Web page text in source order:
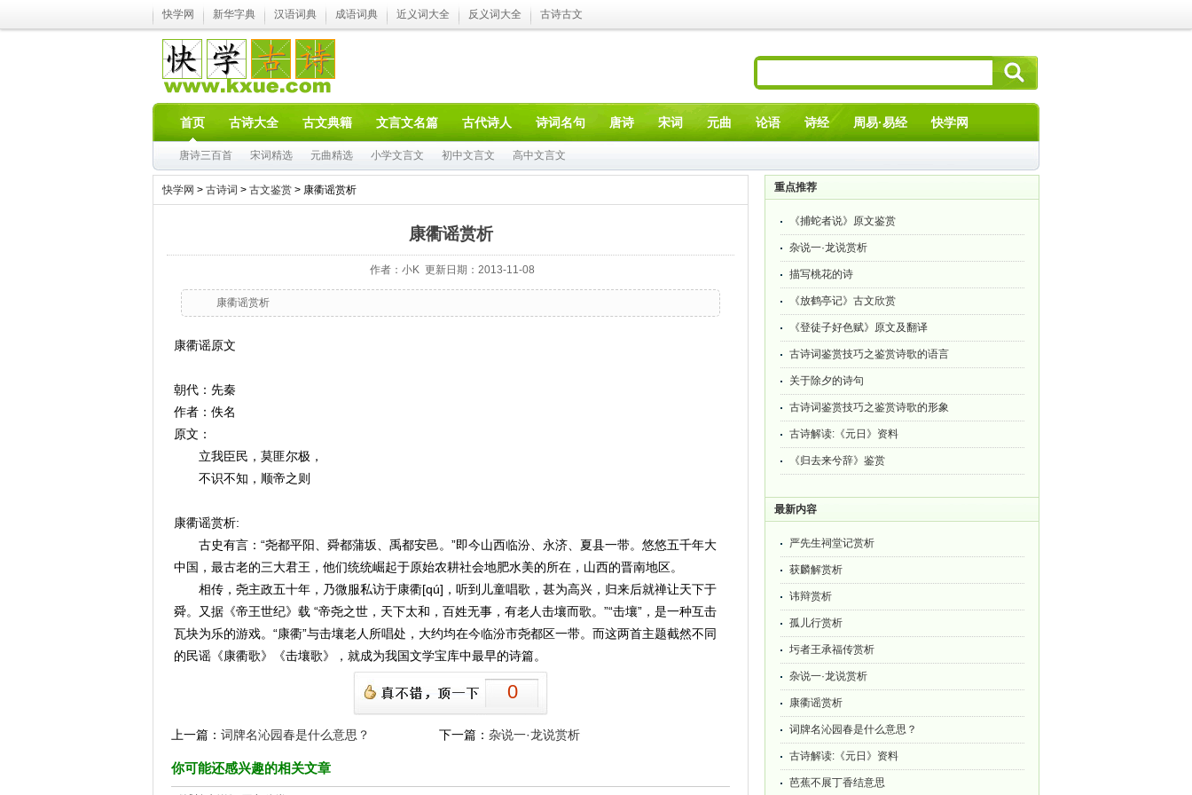
快学网 新华字典 汉语词典 成语词典 近义词大全 反义词大全 古诗古文
首页 古诗大全 古文典籍 文言文名篇 古代诗人 诗词名句 唐诗 宋词 元曲 论语 诗经 周易·易经 快学网
唐诗三百首 宋词精选 元曲精选 小学文言文 初中文言文 高中文言文
快学网 > 古诗词 > 古文鉴赏 > 康衢谣赏析
康衢谣赏析
作者：小K 更新日期：2013-11-08
康衢谣赏析
康衢谣原文
朝代：先秦
作者：佚名
原文：
立我臣民，莫匪尔极，
不识不知，顺帝之则
康衢谣赏析:
古史有言：“尧都平阳、舜都蒲坂、禹都安邑。”即今山西临汾、永济、夏县一带。悠悠五千年大
中国，最古老的三大君王，他们统统崛起于原始农耕社会地肥水美的所在，山西的晋南地区。
相传，尧主政五十年，乃微服私访于康衢[qú]，听到儿童唱歌，甚为高兴，归来后就禅让天下于
舜。又据《帝王世纪》载 “帝尧之世，天下太和，百姓无事，有老人击壤而歌。”“击壤”，是一种互击
瓦块为乐的游戏。“康衢”与击壤老人所唱处，大约均在今临汾市尧都区一带。而这两首主题截然不同
的民谣《康衢歌》《击壤歌》，就成为我国文学宝库中最早的诗篇。
0
上一篇： 词牌名沁园春是什么意思？ 下一篇：杂说一·龙说赏析
你可能还感兴趣的相关文章
重点推荐
《捕蛇者说》原文鉴赏
杂说一·龙说赏析
描写桃花的诗
《放鹤亭记》古文欣赏
《登徒子好色赋》原文及翻译
古诗词鉴赏技巧之鉴赏诗歌的语言
关于除夕的诗句
古诗词鉴赏技巧之鉴赏诗歌的形象
古诗解读:《元日》资料
《归去来兮辞》鉴赏
最新内容
严先生祠堂记赏析
获麟解赏析
讳辩赏析
孤儿行赏析
圬者王承福传赏析
杂说一·龙说赏析
康衢谣赏析
词牌名沁园春是什么意思？
古诗解读:《元日》资料
芭蕉不展丁香结意思